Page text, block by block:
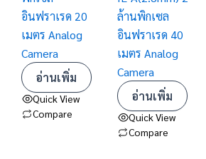
อินฟราเรด 20
เมตร Analog
Camera
อ่านเพิ่ม
Quick View
Compare
ล้านพิกเซล
อินฟราเรด 40
เมตร Analog
Camera
อ่านเพิ่ม
Quick View
Compare